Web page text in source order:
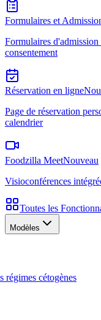
Formulaires et
Formulaires
consentement
Réservation en ligne
Page de réservation
calendrier
Foodzilla MeetNouveau
Visioconférences
Toutes les
Modèles
régimes cétogènes